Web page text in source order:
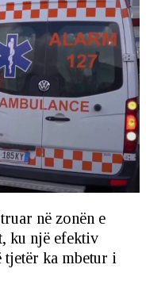
në zonën e
ku një efektiv
ka mbetur i